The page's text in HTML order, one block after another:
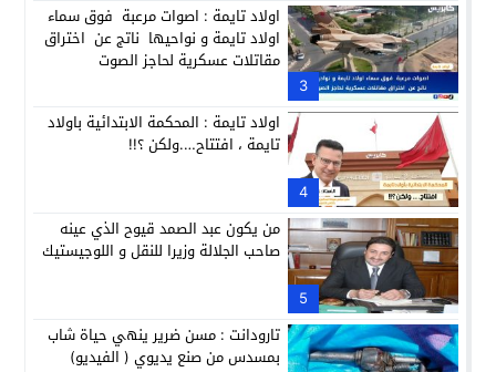
3
اولاد تايمة : اصوات مرعبة فوق سماء
اولاد تايمة و نواحيها ناتج عن اختراق
مقاتلات عسكرية لحاجز الصوت
4
اولاد تايمة : المحكمة الابتدائية باولاد
تايمة ، افتتاح….ولكن ؟!!
5
من يكون عبد الصمد قيوح الذي عينه
صاحب الجلالة وزيرا للنقل و اللوجيستيك
تارودانت : مسن ضرير ينهي حياة شاب
بمسدس من صنع يديوي ( الفيديو)